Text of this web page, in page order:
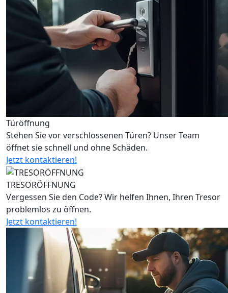
Türöffnung
Stehen Sie vor verschlossenen Türen? Unser Team
öffnet sie schnell und ohne Schäden.
Jetzt kontaktieren!
TRESORÖFFNUNG
Vergessen Sie den Code? Wir helfen Ihnen, Ihren Tresor
problemlos zu öffnen.
Jetzt kontaktieren!